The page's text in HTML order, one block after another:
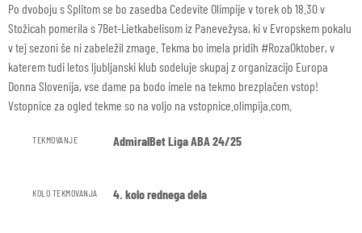
Po dvoboju s Splitom se bo zasedba Cedevite Olimpije v torek ob 18.30 v
Stožicah pomerila s 7Bet-Lietkabelisom iz Panevežysa, ki v Evropskem pokalu
v tej sezoni še ni zabeležil zmage. Tekma bo imela pridih #RozaOktober, v
katerem tudi letos ljubljanski klub sodeluje skupaj z organizacijo Europa
Donna Slovenija, vse dame pa bodo imele na tekmo brezplačen vstop!
Vstopnice za ogled tekme so na voljo na vstopnice.olimpija.com.
TEKMOVANJE AdmiralBet Liga ABA 24/25
KOLO TEKMOVANJA 4. kolo rednega dela